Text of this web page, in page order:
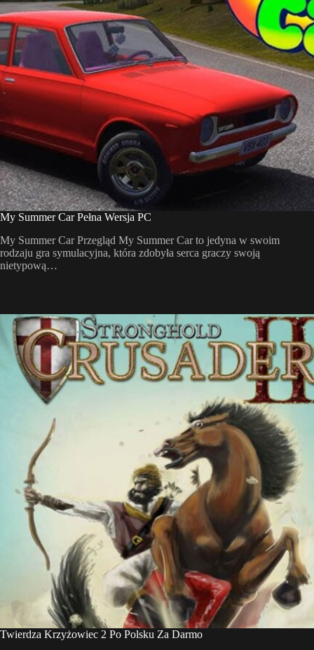
My Summer Car Pełna Wersja PC
My Summer Car Przegląd My Summer Car to jedyna w swoim
rodzaju gra symulacyjna, która zdobyła serca graczy swoją
nietypową…
Twierdza Krzyżowiec 2 Po Polsku Za Darmo